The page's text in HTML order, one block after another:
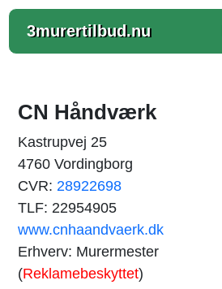
3murertilbud.nu
CN Håndværk
Kastrupvej 25
4760 Vordingborg
CVR: 28922698
TLF: 22954905
www.cnhaandvaerk.dk
Erhverv: Murermester
(Reklamebeskyttet)